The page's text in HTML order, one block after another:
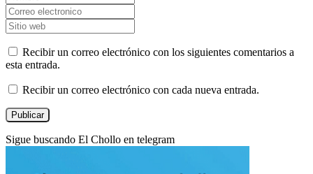
Recibir un correo electrónico con los siguientes comentarios a
esta entrada.
Recibir un correo electrónico con cada nueva entrada.
Sigue buscando El Chollo en telegram